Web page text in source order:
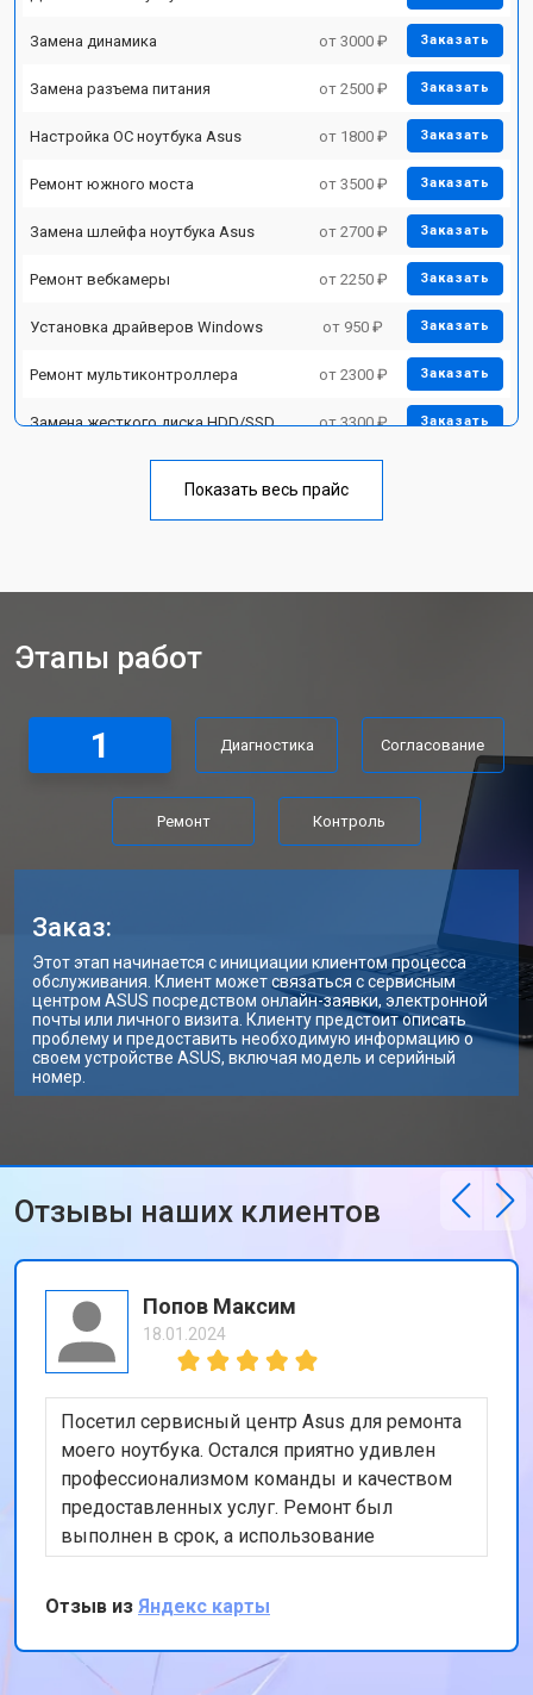
Замена динамика от 3000 ₽ Заказать
Замена разъема питания от 2500 ₽ Заказать
Настройка ОС ноутбука Asus от 1800 ₽ Заказать
Ремонт южного моста от 3500 ₽ Заказать
Замена шлейфа ноутбука Asus от 2700 ₽ Заказать
Ремонт вебкамеры от 2250 ₽ Заказать
Установка драйверов Windows от 950 ₽ Заказать
Ремонт мультиконтроллера от 2300 ₽ Заказать
Замена жесткого диска HDD/SSD от 3300 ₽ Заказать
Замена тачпада ноутбука Asus от 1500 ₽
Замена материнской платы
Замена Wi-Fi ноутбука Asus от 2200 ₽ Заказать
Ремонт цепи питания от 3500 ₽ Заказать
Замена USB порта от 2200 ₽ Заказать
Заказать
Заказать
Замена микрофона от 2600 ₽ Заказать
Замена оперативной памяти от 1100 ₽ Заказать
Замена северного моста
Показать весь прайс
Этапы работ
1 Диагностика Согласование
Ремонт Контроль
Заказ:
Этот этап начинается с инициации клиентом процесса
обслуживания. Клиент может связаться с сервисным
центром ASUS посредством онлайн-заявки, электронной
почты или личного визита. Клиенту предстоит описать
проблему и предоставить необходимую информацию о
своем устройстве ASUS, включая модель и серийный
номер.
Отзывы наших клиентов
Попов Максим
18.01.2024
Посетил сервисный центр Asus для ремонта
моего ноутбука. Остался приятно удивлен
профессионализмом команды и качеством
предоставленных услуг. Ремонт был
выполнен в срок, а использование
оригинальных запчастей дает уверенность в
надежности результата. Хотя цены могут
показаться немного высокими, качество
работы того стоит. Спасибо за вашу работу!
Отзыв из Яндекс карты